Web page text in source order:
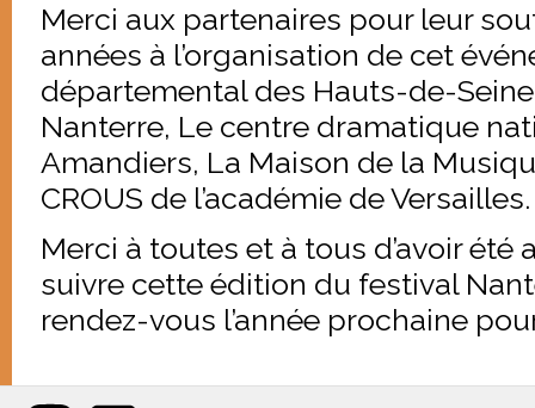
Merci aux partenaires pour leur
années à l’organisation de cet
départemental des Hauts-de-
Nanterre, Le centre dramatique
Amandiers, La Maison de la
CROUS de l’académie de Versailles.
Merci à toutes et à tous d’avoir été
suivre cette édition du festival
rendez-vous l’année prochaine